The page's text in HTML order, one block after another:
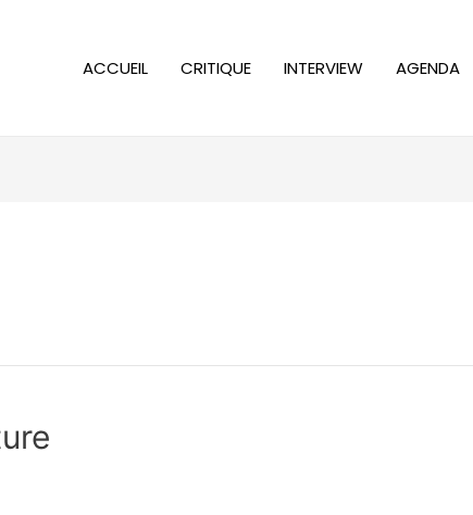
ACCUEIL CRITIQUE INTERVIEW AGENDA